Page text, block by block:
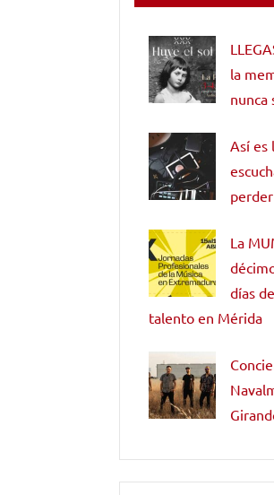
la
nunca
Así es
La
días
talento en Mérida